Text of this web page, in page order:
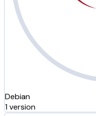
Debian
1 version